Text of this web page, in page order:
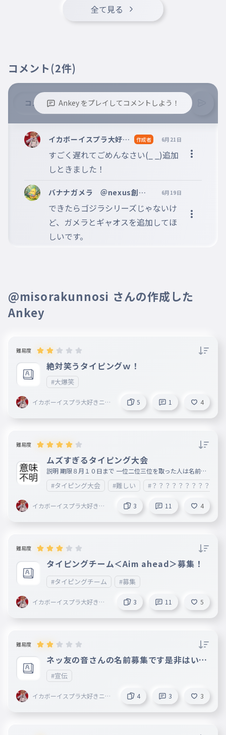
013 gyaosu
番外編
014
ギロン
gironn
番外編
全て見る
コメント (2件)
Ankey をプレイしてコメントしよう！
※コメントするには、ログインが必要です。
イカボーイスプラ大好き
ニキ＜AIM ahead＞創
設者〔Eclipse〕@Arm
aid
作成者 6月21日
すごく遅れてごめんなさい(_ _)追加
しときました！
バナナガメラ ＠nexus創立
者 @toriproZ フォロバ
6月19日
できたらゴジラシリーズじゃないけ
ど、ガメラとギャオスを追加してほ
しいです。
@misorakunnosi さんの作成した
Ankey
難易度
絶対笑うタイピングｗ！
#大爆笑
イカボーイスプラ大好きニキ
5 1 4
難易度
ムズすぎるタイピング大会
説明 期限８月１０日まで 一位二位三位を取った人は名前載
せます １０位以内に入った人は全員必ずフォローします （
制作者は入りません） 頑張ってください！！！！！！！！
！！！！ 🥇 🥈 🥉
#タイピング大会 #難しい #？？？？？？？？？？
イカボーイスプラ大好きニ
3 11 4
難易度
タイピングチーム＜Aim ahead＞募集！
#タイピングチーム #募集
イカボーイスプラ大好きニ
3 11 5
難易度
ネッ友の音さんの名前募集です是非はいっ
てやってください
#宣伝
イカボーイスプラ大好きニキ
4 3 3